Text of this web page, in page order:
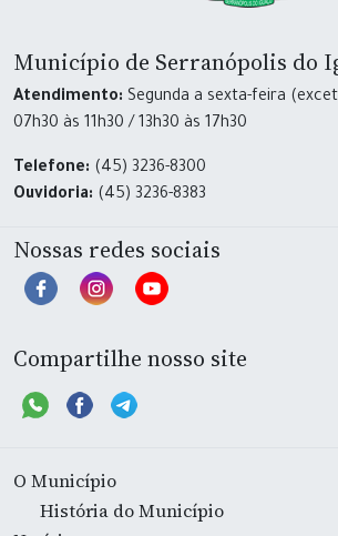
Município de Serranópolis do
Atendimento: Segunda a sexta-feira
07h30 às 11h30 / 13h30 às 17h30
Telefone: (45) 3236-8300
Ouvidoria: (45) 3236-8383
Nossas redes sociais
Compartilhe nosso site
O Município
História do Município